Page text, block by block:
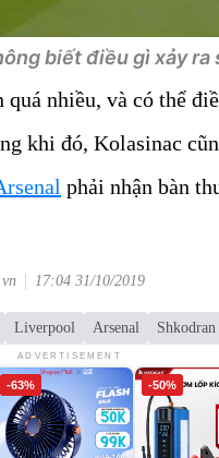
biết điều gì xảy ra
nhiều, và có thể
khi đó, Kolasinac
phải nhận bàn
17:04 31/10/2019
Liverpool Arsenal
ADVERTISEMENT
-63% -50%